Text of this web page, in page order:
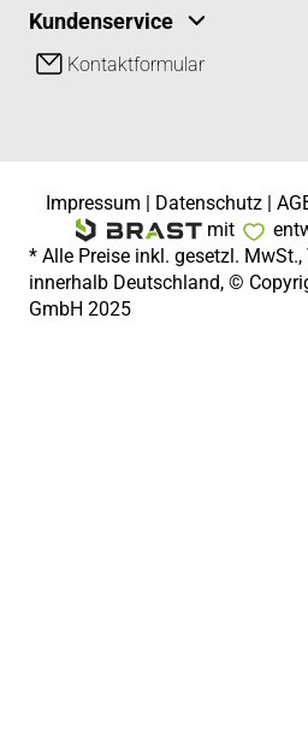
Kundenservice
Kontaktformular
Impressum | Datenschutz|
mit
* Alle Preise inkl. gesetzl.
innerhalb Deutschland, ©
GmbH 2025